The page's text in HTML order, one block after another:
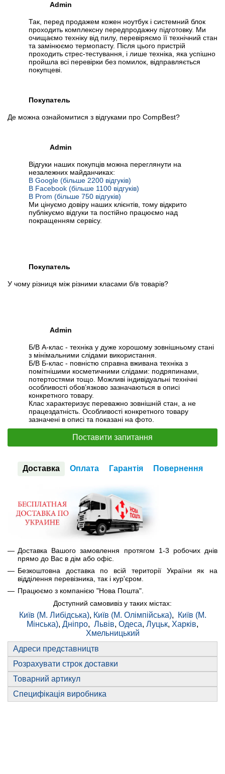
Admin
Так, перед продажем кожен ноутбук і системний блок
проходить комплексну передпродажну підготовку. Ми
очищаємо техніку від пилу, перевіряємо її технічний стан
та замінюємо термопасту. Після цього пристрій
проходить стрес-тестування, і лише техніка, яка успішно
пройшла всі перевірки без помилок, відправляється
покупцеві.
Покупатель
Де можна ознайомитися з відгуками про CompBest?
Admin
Відгуки наших покупців можна переглянути на
незалежних майданчиках:
В Google (більше 2200 відгуків)
В Facebook (більше 1100 відгуків)
В Prom (більше 750 відгуків)
Ми цінуємо довіру наших клієнтів, тому відкрито
публікуємо відгуки та постійно працюємо над
покращенням сервісу.
Покупатель
У чому різниця між різними класами б/в товарів?
Admin
Б/В А-клас - техніка у дуже хорошому зовнішньому стані
з мінімальними слідами використання.
Б/В Б-клас - повністю справна вживана техніка з
помітнішими косметичними слідами: подряпинами,
потертостями тощо. Можливі індивідуальні технічні
особливості обов’язково зазначаються в описі
конкретного товару.
Клас характеризує переважно зовнішній стан, а не
працездатність. Особливості конкретного товару
зазначені в описі та показані на фото.
Поставити запитання
Доставка Оплата Гарантія Повернення
Доставка Вашого замовлення протягом 1-3 робочих днів
прямо до Вас в дім або офіс.
Безкоштовна доставка по всій території України як на
відділення перевізника, так і кур'єром.
Працюємо з компанією "Нова Пошта".
Доступний самовивіз у таких містах:
Київ (М. Либідська), Київ (М. Олімпійська),
Київ (М.
Мінська), Дніпро, Львів, Одеса, Луцьк, Харків,
Хмельницький
Адреси представництв
Розрахувати строк доставки
Товарний артикул
Специфікація виробника